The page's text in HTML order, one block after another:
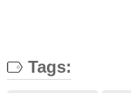
Tags: